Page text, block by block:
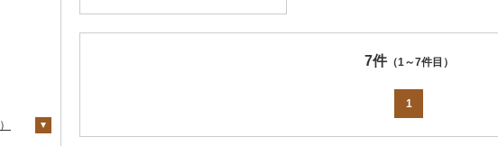
7件（1～7件目）
1